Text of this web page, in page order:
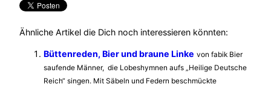
Ähnliche Artikel die Dich noch interessieren könnten:
Büttenreden, Bier und braune Linke von fabik Bier
saufende Männer, die Lobeshymnen aufs „Heilige Deutsche
Reich“ singen. Mit Säbeln und Federn beschmückte